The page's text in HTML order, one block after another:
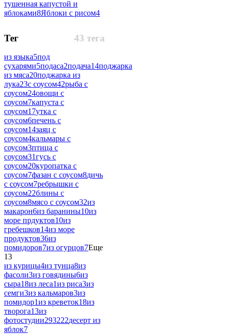
тушенная капустой и
яблоками8Яблоки с рисом4
43 тега
Тег
из языка5под
сухарями5подаса2подача14поджарка
из мяса20поджарка из
лука23с соусом42рыба с
соусом24овощи с
соусом7капуста с
соусом17утка с
соусом6печень с
соусом14заяц с
соусом4кальмары с
соусом3птица с
соусом31гусь с
соусом20куропатка с
соусом7фазан с соусом8дичь
с соусом7ребрышки с
соусом22блины с
соусом8мясо с соусом32из
макарон6из баранины10из
море прдуктов10из
гребешков14из море
продуктов36из
помидоров7из огурцов7Еще
13
из курицы4из тунца8из
фасоли3из говядины6из
сыра18из леса1из риса3из
семги3из кальмаров3из
помидор1из креветок18из
творога13из
фотостудии293222десерт из
яблок7